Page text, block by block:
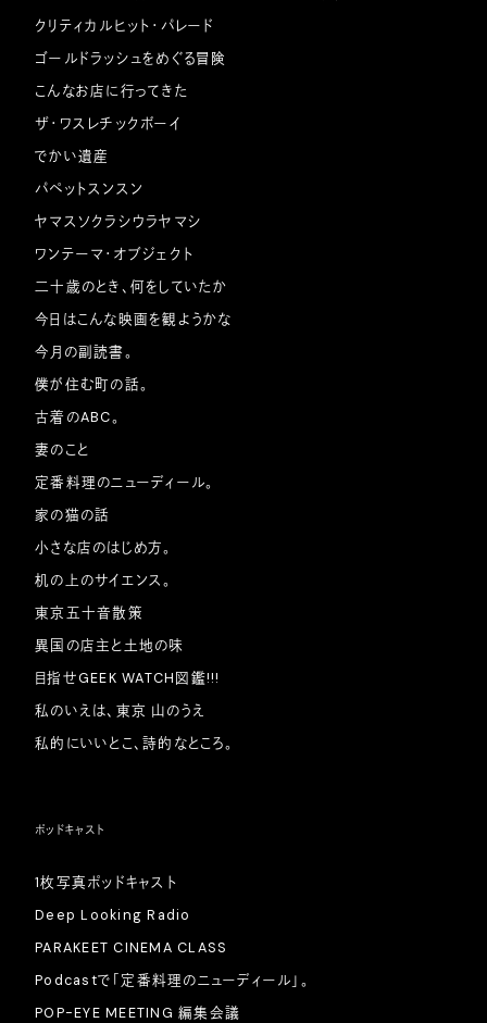
クリティカルヒット・パレード
ゴールドラッシュをめぐる冒険
こんなお店に行ってきた
ザ・ワスレチックボーイ
でかい遺産
パペットスンスン
ヤマスソクラシウラヤマシ
ワンテーマ・オブジェクト
二十歳のとき、何をしていたか
今日はこんな映画を観ようかな
今月の副読書。
僕が住む町の話。
古着のABC。
妻のこと
定番料理のニューディール。
家の猫の話
小さな店のはじめ方。
机の上のサイエンス。
東京五十音散策
異国の店主と土地の味
目指せGEEK WATCH図鑑!!!
私のいえは、東京 山のうえ
私的にいいとこ、詩的なところ。
ポッドキャスト
1枚写真ポッドキャスト
Deep Looking Radio
PARAKEET CINEMA CLASS
Podcastで「定番料理のニューディール」。
POP-EYE MEETING 編集会議